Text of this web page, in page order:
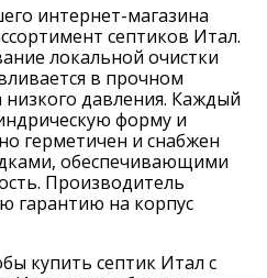
интернет-магазина
септиков Итал.
локальной очистки
в прочном
низкого давления. Каждый
форму и
герметичен и снабжен
обеспечивающими
Производитель
гарантию на корпус
купить септик Итал с